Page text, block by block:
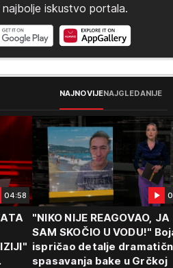
iskustvo portala.
NAJNOVIJENAJGLEDANIJE
04:58
"NIKO NIJE REAGOVAO, JA
SAM SKOČIO U VODU!"
ispričao detalje
spasavanja bake u Grčkoj